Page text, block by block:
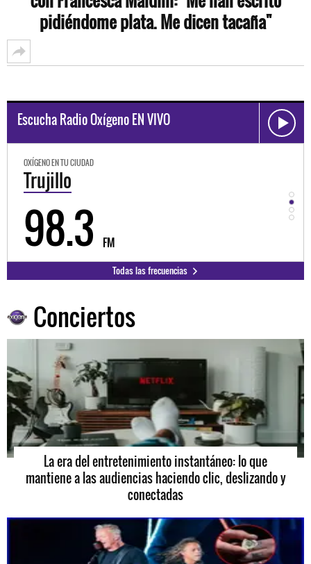
pidiéndome plata. Me dicen tacaña"
Escucha Radio Oxígeno EN VIVO
OXÍGENO EN TU CIUDAD
Trujillo
98.3 FM
Todas las frecuencias
Conciertos
La era del entretenimiento instantáneo: lo que
mantiene a las audiencias haciendo clic, deslizando y
conectadas